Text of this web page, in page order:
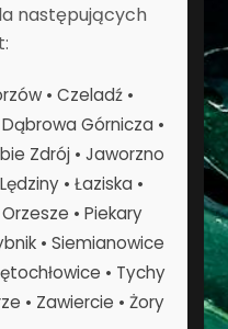
następujących
• Czeladź •
Górnicza •
Zdrój • Jaworzno
• Łaziska •
Orzesze • Piekary
• Siemianowice
• Tychy
• Zawiercie • Żory